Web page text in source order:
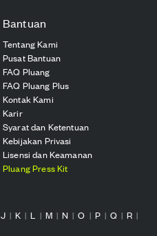
Bantuan
Tentang Kami
Pusat Bantuan
FAQ Pluang
FAQ Pluang Plus
Kontak Kami
Karir
Syarat dan Ketentuan
Kebijakan Privasi
Lisensi dan Keamanan
Pluang Press Kit
J | K | L | M | N | O | P | Q | R |